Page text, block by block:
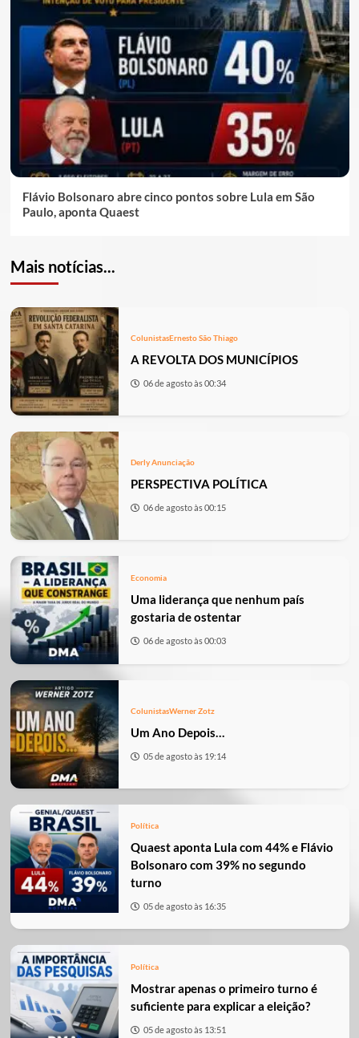
Flávio Bolsonaro abre cinco pontos sobre Lula em São
Paulo, aponta Quaest
Mais notícias...
ColunistasErnesto São Thiago
A REVOLTA DOS MUNICÍPIOS
06 de agosto às 00:34
Derly Anunciação
PERSPECTIVA POLÍTICA
06 de agosto às 00:15
Economia
Uma liderança que nenhum país
gostaria de ostentar
06 de agosto às 00:03
ColunistasWerner Zotz
Um Ano Depois…
05 de agosto às 19:14
Política
Quaest aponta Lula com 44% e Flávio
Bolsonaro com 39% no segundo
turno
05 de agosto às 16:35
Política
Mostrar apenas o primeiro turno é
suficiente para explicar a eleição?
05 de agosto às 13:51